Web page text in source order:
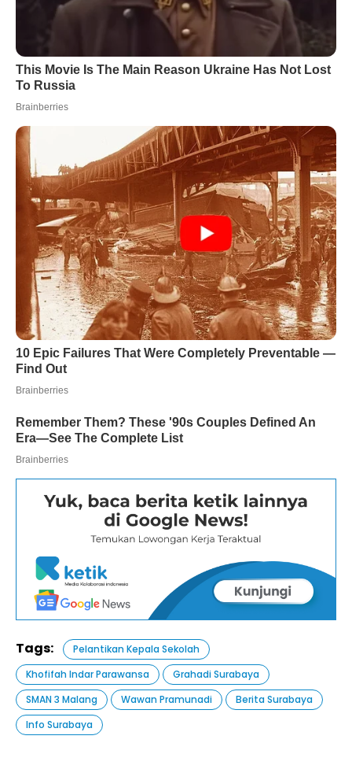
Tags:
Pelantikan Kepala Sekolah
Khofifah Indar Parawansa
Grahadi Surabaya
SMAN 3 Malang
Wawan Pramunadi
Berita Surabaya
Info Surabaya